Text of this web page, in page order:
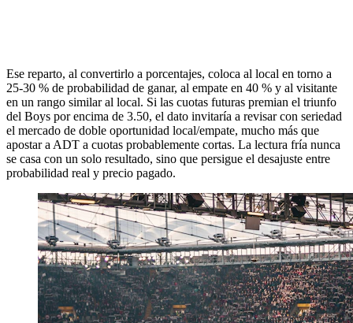
Ese reparto, al convertirlo a porcentajes, coloca al local en torno a
25-30 % de probabilidad de ganar, al empate en 40 % y al visitante
en un rango similar al local. Si las cuotas futuras premian el triunfo
del Boys por encima de 3.50, el dato invitaría a revisar con seriedad
el mercado de doble oportunidad local/empate, mucho más que
apostar a ADT a cuotas probablemente cortas. La lectura fría nunca
se casa con un solo resultado, sino que persigue el desajuste entre
probabilidad real y precio pagado.